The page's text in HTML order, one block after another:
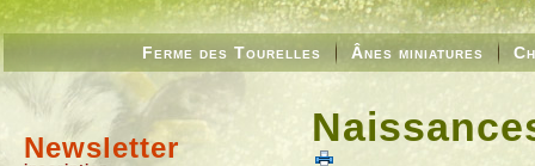
Ferme des Tourelles Ânes miniatures
Newsletter